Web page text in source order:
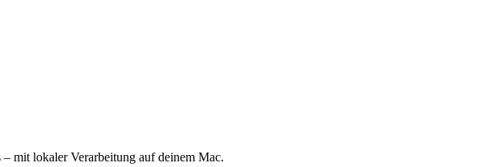
mit lokaler Verarbeitung auf deinem Mac.